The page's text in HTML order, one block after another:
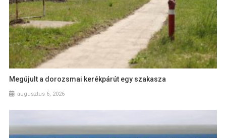
Megújult a dorozsmai kerékpárút egy szakasza
augusztus 6, 2026